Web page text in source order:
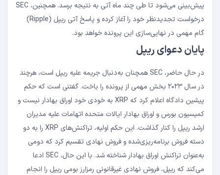
پیش‌بینی می‌شود تا طی چند ماه آتی به نتیجه برسد. همچنین، SEC
درخواست تجدیدنظر خود را آغاز کرده و پاسخ آتی ریپل (Ripple)
گام مهمی در نهایی‌سازی این پرونده خواهد بود.
پایان دعوای ریپل
در حال حاضر، SEC همچنان به‌دنبال جریمه علیه ریپل است، هرچند
در سال ۲۰۲۳ بخش مهمی از پرونده را باخت. گفتنی است که حکم
پیشین دادگاه اعلام کرد که XRP به خودی خود اوراق بهادار نیست و
کمیسیون بورس و اوراق بهادار ایالات متحده اتهامات علیه مدیران
ارشد ریپل را کنار گذاشت. این حکم اولیه، تراکنش‌های XRP را به دو
دسته فروش برنامه‌ریزی‌شده و فروش نهادی تقسیم کرد که دومی
به‌عنوان تراکنش اوراق بهادار شناخته شد. با این حال، SEC ادعا
می‌کند که ریپل، فروش نهادی غیرقانونی رمزارز بومی ریپل را انجام